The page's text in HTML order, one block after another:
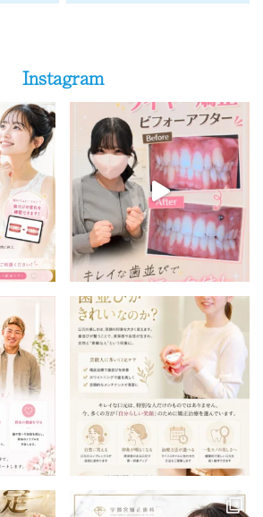
Instagram